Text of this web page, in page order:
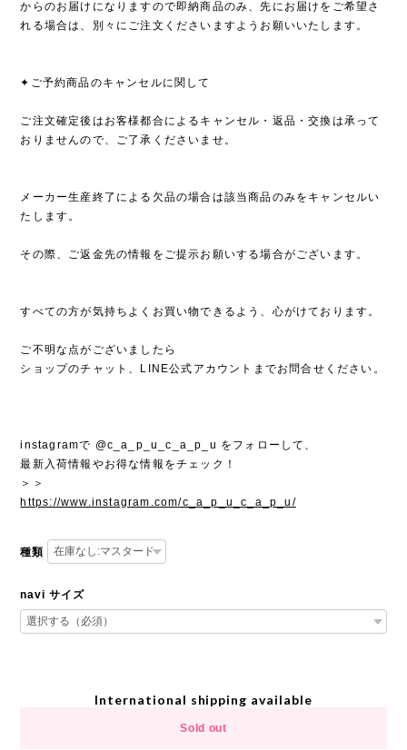
からのお届けになりますので即納商品のみ、先にお届けをご希望さ
れる場合は、別々にご注文くださいますようお願いいたします。
✦ご予約商品のキャンセルに関して
ご注文確定後はお客様都合によるキャンセル・返品・交換は承って
おりませんので、ご了承くださいませ。
メーカー生産終了による欠品の場合は該当商品のみをキャンセルい
たします。
その際、ご返金先の情報をご提示お願いする場合がございます。
すべての方が気持ちよくお買い物できるよう、心がけております。
ご不明な点がございましたら
ショップのチャット、LINE公式アカウントまでお問合せください。
instagramで @c_a_p_u_c_a_p_u をフォローして、
最新入荷情報やお得な情報をチェック！
＞＞
https://www.instagram.com/c_a_p_u_c_a_p_u/
種類
navi サイズ
International shipping available
Sold out